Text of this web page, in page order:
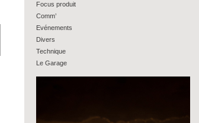
Focus produit
Comm’
Evénements
Divers
Technique
Le Garage